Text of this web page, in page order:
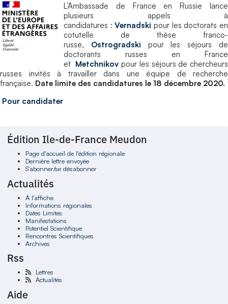
L’Ambassade de France en Russie lance
plusieurs appels à
candidatures :Vernadski pour les doctorats en
cotutelle de thèse franco-
russe, Ostrogradski
pour les séjours de
doctorants russes en France
et Metchnikov pour les séjours de chercheurs
russes invités à travailler dans une équipe de recherche
française. Date limite des candidatures le 18 décembre 2020.
Pour candidater
Édition Ile-de-France Meudon
Page d'accueil de l'édition régionale
Dernière lettre envoyée
S'abonner/se désabonner
Actualités
À l'affiche
Informations régionales
Dates Limites
Manifestations
Potentiel Scientifique
Rencontres Scientifiques
Archives
Rss
Lettres
Actualités
Aide